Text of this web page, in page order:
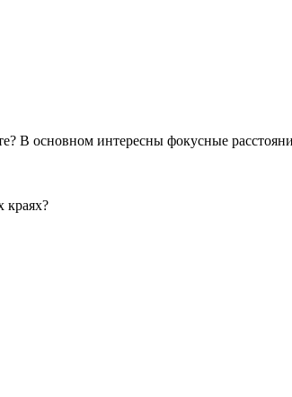
В основном интересны фокусные
краях?